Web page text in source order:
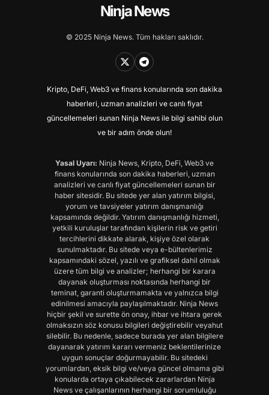
Ninja News
© 2025 Ninja News. Tüm hakları saklıdır.
Kripto, DeFi, Web3 ve finans konularında son dakika
haberleri, uzman analizleri ve canlı fiyat
güncellemeleri sunan Ninja News ile bilgi sahibi olun
ve bir adım önde olun!
Yasal Uyarı: Ninja News, Kripto, DeFi, Web3 ve
finans konularında son dakika haberleri, uzman
analizleri ve canlı fiyat güncellemeleri sunan bir
haber sitesidir. Bu sitede yer alan yatırım bilgisi,
yorum ve tavsiyeler yatırım danışmanlığı
kapsamında değildir. Yatırım danışmanlığı hizmeti,
yetkili kuruluşlar tarafından kişilerin risk ve getiri
tercihlerini dikkate alarak, kişiye özel olarak
sunulmaktadır. Bu sitede veya e-bültenlerimiz
kapsamındaki sözel, yazılı ve grafiksel dahil olmak
üzere tüm bilgi ve analizler; herhangi bir karara
dayanak oluşturması noktasında herhangi bir
teminat, garanti oluşturmamakta ve yalnızca bilgi
edinilmesi amacıyla paylaşılmaktadır. Ninja News
hiçbir şekil ve surette ön onay, ihbar ve ihtara gerek
olmaksızın söz konusu bilgileri değiştirebilir veyahut
silebilir. Bu nedenle, sadece burada yer alan bilgilere
dayanarak yatırım kararı vermeniz beklentilerinize
uygun sonuçlar doğurmayabilir. Bu sitedeki
yorumlardan, eksik bilgi ve/veya güncel olmama gibi
konularda ortaya çıkabilecek zararlardan Ninja
News ve çalışanlarının herhangi bir sorumluluğu